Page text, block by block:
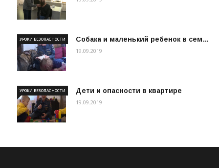
Собака и маленький ребенок в сем…
УРОКИ БЕЗОПАСНОСТИ
19.09.2019
Дети и опасности в квартире
УРОКИ БЕЗОПАСНОСТИ
19.09.2019